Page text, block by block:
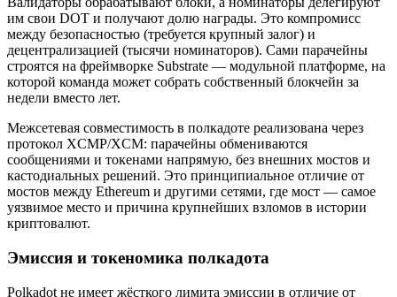
им свои DOT и получают долю награды. Это компромисс
между безопасностью (требуется крупный залог) и
децентрализацией (тысячи номинаторов). Сами парачейны
строятся на фреймворке Substrate — модульной платформе, на
которой команда может собрать собственный блокчейн за
недели вместо лет.
Межсетевая совместимость в полкадоте реализована через
протокол XCMP/XCM: парачейны обмениваются
сообщениями и токенами напрямую, без внешних мостов и
кастодиальных решений. Это принципиальное отличие от
мостов между Ethereum и другими сетями, где мост — самое
уязвимое место и причина крупнейших взломов в истории
криптовалют.
Эмиссия и токеномика полкадота
Polkadot не имеет жёсткого лимита эмиссии в отличие от